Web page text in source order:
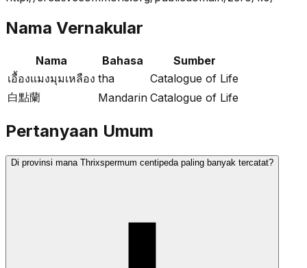
Nama Vernakular
Nama Bahasa
Sumber
เอื้องแมงมุมเหลือง tha
Catalogue of Life
白點蘭
Mandarin Catalogue of Life
Pertanyaan Umum
Di provinsi mana Thrixspermum centipeda paling banyak tercatat?